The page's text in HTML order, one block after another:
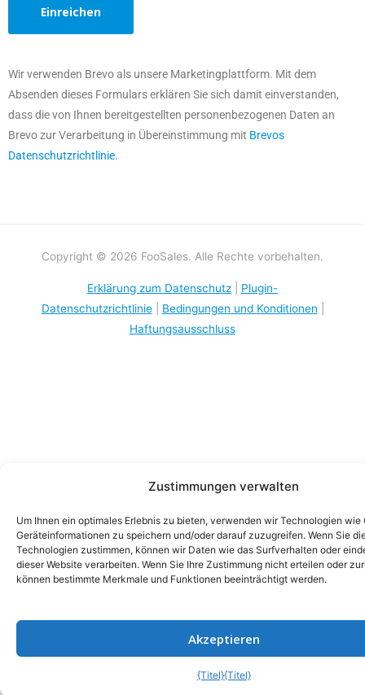
Zustimmungen verwalten
Um Ihnen ein optimales Erlebnis zu bieten, verwenden wir Technologien wie
Geräteinformationen zu speichern und/oder darauf zuzugreifen. Wenn Sie
Technologien zustimmen, können wir Daten wie das Surfverhalten oder
dieser Website verarbeiten. Wenn Sie Ihre Zustimmung nicht erteilen oder
können bestimmte Merkmale und Funktionen beeinträchtigt werden.
Akzeptieren
{Titel}{Titel}
Wir verwenden Brevo als unsere Marketingplattform. Mit dem
Absenden dieses Formulars erklären Sie sich damit einverstanden,
dass die von Ihnen bereitgestellten personenbezogenen Daten an
Brevo zur Verarbeitung in Übereinstimmung mit Brevos
Datenschutzrichtlinie.
Copyright © 2026 FooSales. Alle Rechte vorbehalten.
Erklärung zum Datenschutz
Plugin-
Datenschutzrichtlinie| Bedingungen und Konditionen
Haftungsausschluss